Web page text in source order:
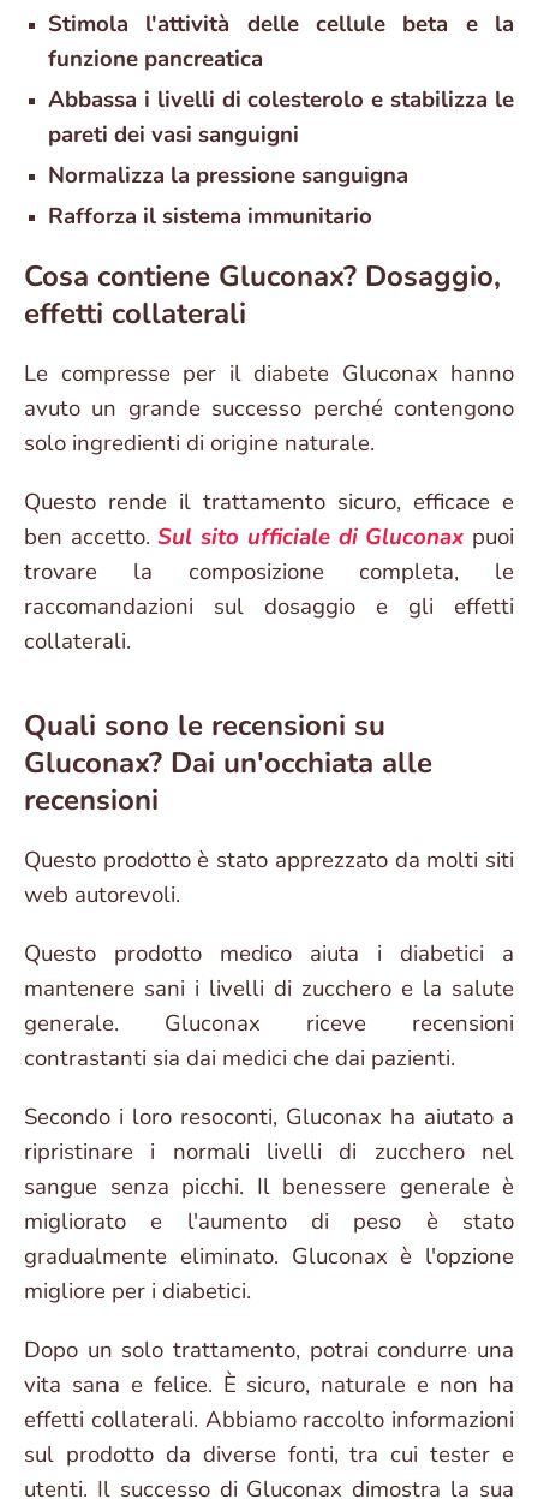
Stimola l'attività delle cellule beta e la
funzione pancreatica
Abbassa i livelli di colesterolo e stabilizza le
pareti dei vasi sanguigni
Normalizza la pressione sanguigna
Rafforza il sistema immunitario
Cosa contiene Gluconax? Dosaggio,
effetti collaterali
Le compresse per il diabete Gluconax hanno
avuto un grande successo perché contengono
solo ingredienti di origine naturale.
Questo rende il trattamento sicuro, efficace e
ben accetto. Sul sito ufficiale di Gluconax puoi
trovare la composizione completa, le
raccomandazioni sul dosaggio e gli effetti
collaterali.
Quali sono le recensioni su
Gluconax? Dai un'occhiata alle
recensioni
Questo prodotto è stato apprezzato da molti siti
web autorevoli.
Questo prodotto medico aiuta i diabetici a
mantenere sani i livelli di zucchero e la salute
generale. Gluconax riceve recensioni
contrastanti sia dai medici che dai pazienti.
Secondo i loro resoconti, Gluconax ha aiutato a
ripristinare i normali livelli di zucchero nel
sangue senza picchi. Il benessere generale è
migliorato e l'aumento di peso è stato
gradualmente eliminato. Gluconax è l'opzione
migliore per i diabetici.
Dopo un solo trattamento, potrai condurre una
vita sana e felice. È sicuro, naturale e non ha
effetti collaterali. Abbiamo raccolto informazioni
sul prodotto da diverse fonti, tra cui tester e
utenti. Il successo di Gluconax dimostra la sua